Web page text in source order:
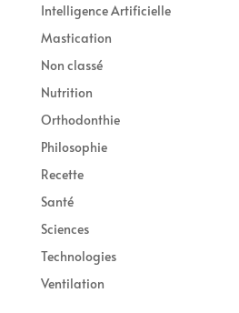
Intelligence Artificielle
Mastication
Non classé
Nutrition
Orthodonthie
Philosophie
Recette
Santé
Sciences
Technologies
Ventilation